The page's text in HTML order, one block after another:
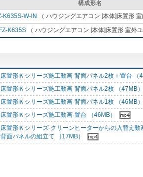
構成形名
K635S-W-IN （ ハウジングエアコン [本体]床置形 室
K635S （ ハウジングエアコン [本体]床置形 室外ユ
床置形Ｋシリーズ施工動画-背面パネル2枚＋置台 （
床置形Ｋシリーズ施工動画-背面パネル2枚 （47MB）
床置形Ｋシリーズ施工動画-背面パネル1枚 （46MB）
床置形Ｋシリーズ施工動画-置台 （46MB）
床置形Ｋシリーズ-クリーンヒーターからの入替え
背面パネルの組立て （17MB）